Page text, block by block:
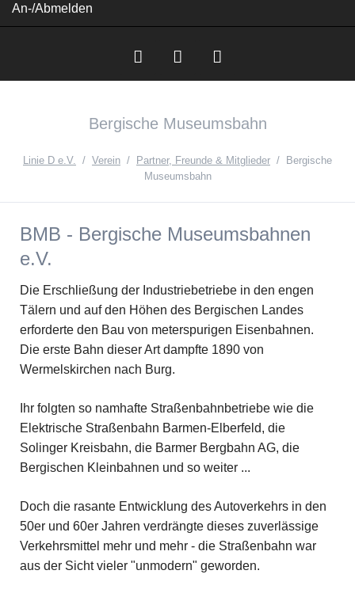
An-/Abmelden
InstagramFacebookEnglish
deutschen
Seite{{ifnlng}}
Bergische Museumsbahn
Linie D e.V. Verein Partner, Freunde & Mitglieder
Bergische
Museumsbahn
BMB - Bergische Museumsbahnen
e.V.
Die Erschließung der Industriebetriebe in den engen
Tälern und auf den Höhen des Bergischen Landes
erforderte den Bau von meterspurigen Eisenbahnen.
Die erste Bahn dieser Art dampfte 1890 von
Wermelskirchen nach Burg.
Ihr folgten so namhafte Straßenbahnbetriebe wie die
Elektrische Straßenbahn Barmen-Elberfeld, die
Solinger Kreisbahn, die Barmer Bergbahn AG, die
Bergischen Kleinbahnen und so weiter ...
Doch die rasante Entwicklung des Autoverkehrs in den
50er und 60er Jahren verdrängte dieses zuverlässige
Verkehrsmittel mehr und mehr - die Straßenbahn war
aus der Sicht vieler "unmodern" geworden.